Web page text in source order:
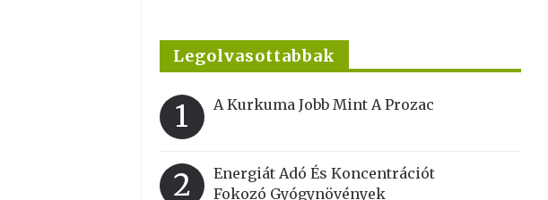
Legolvasottabbak
1 A Kurkuma Jobb Mint A Prozac
2
Energiát Adó És Koncentrációt
Fokozó Gyógynövények